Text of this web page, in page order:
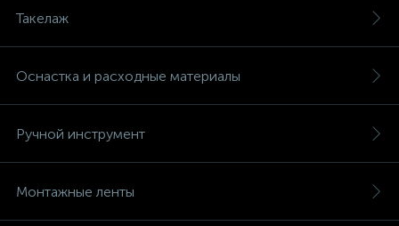
Такелаж
Оснастка и расходные материалы
Ручной инструмент
Монтажные ленты